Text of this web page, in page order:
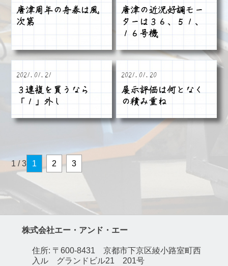
唐津周年の舟券は風
次第
唐津の近況好調モー
ターは３６、５１、
１６号機
2021.01.21
３連複を買うなら
「１」外し
2021.01.20
展示評価は何となく
の積み重ね
1 / 3 1 2 3
株式会社エー・アンド・エー
住所: 〒600-8431 京都市下京区綾小路室町西
入ル グランドビル21 201号